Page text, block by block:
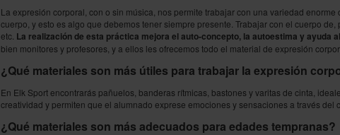
La expresión corporal, con o sin música, nos permite trabajar con una variedad
cuerpo, y esto es algo que debemos tener siempre presente. Trabajar con el cuerpo
etc. La realización de esta práctica mejora el auto-concepto, la autoestima y ayuda
bien monitores y profesores, y a ellos les ofrecemos todo el material de expresión
¿Qué materiales son más útiles para trabajar la expresión
En Elk Sport encontrarás pañuelos, banderas rítmicas, bastones y varitas de cinta,
creatividad y permiten que el alumnado exprese emociones y sensaciones a través del
¿Qué materiales son más adecuados para edades tempranas?